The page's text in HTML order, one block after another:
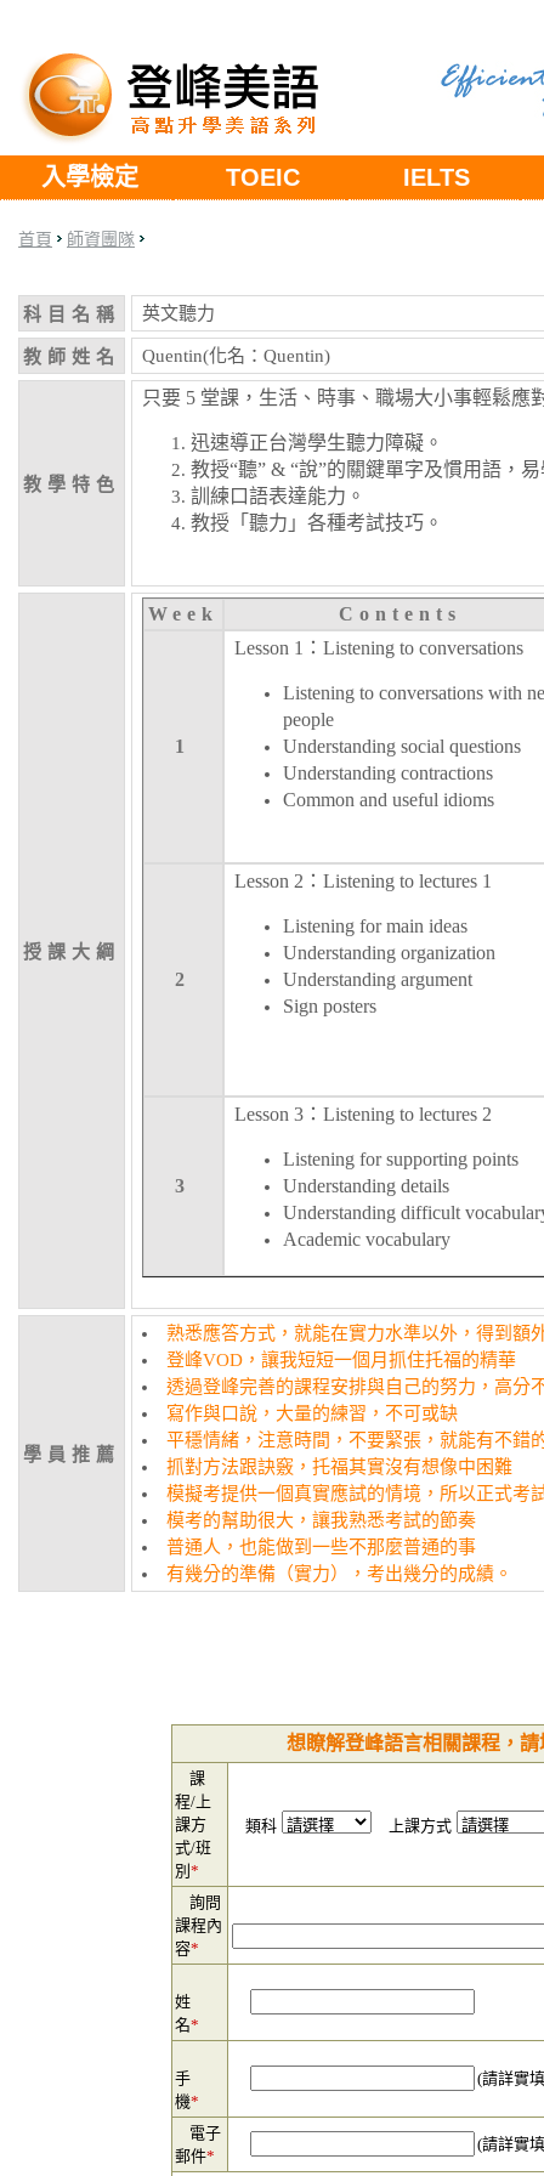
入學檢定 TOEIC IELTS
首頁 師資團隊
科目名稱 英文聽力
教師姓名 Quentin(化名：Quentin)
教學特色
只要 5 堂課，生活、時事、職場大小事輕鬆應
迅速導正台灣學生聽力障礙。
教授“聽” & “說”的關鍵單字及慣用語，
訓練口語表達能力。
教授「聽力」各種考試技巧。
授課大綱
Week Contents
1
Lesson 1：Listening to conversations
Listening to conversations with
people
Understanding social questions
Understanding contractions
Common and useful idioms
2
Lesson 2：Listening to lectures 1
Listening for main ideas
Understanding organization
Understanding argument
Sign posters
3
Lesson 3：Listening to lectures 2
Listening for supporting points
Understanding details
Understanding difficult
Academic vocabulary
學員推薦
熟悉應答方式，就能在實力水準以外，得到額
登峰VOD，讓我短短一個月抓住托福的精華
透過登峰完善的課程安排與自己的努力，高分
寫作與口說，大量的練習，不可或缺
平穩情緒，注意時間，不要緊張，就能有不錯
抓對方法跟訣竅，托福其實沒有想像中困難
模擬考提供一個真實應試的情境，所以正式考
模考的幫助很大，讓我熟悉考試的節奏
普通人，也能做到一些不那麼普通的事
有幾分的準備（實力），考出幾分的成績。
想瞭解登峰語言相關課程，
課
程/上
課方
式/班
別*
類科 上課方式
詢問
課程內
容*
姓
名*
手
機*
(請詳實
電子
郵件*
(請詳實